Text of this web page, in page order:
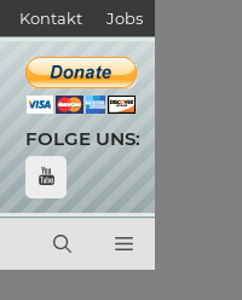
Kontakt Jobs
FOLGE UNS: